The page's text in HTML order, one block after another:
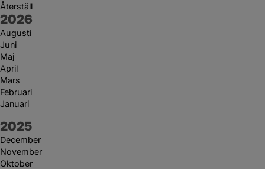
Återställ
År:
2026
Augusti
Juni
Maj
April
Mars
Februari
Januari
År:
2025
December
November
Oktober